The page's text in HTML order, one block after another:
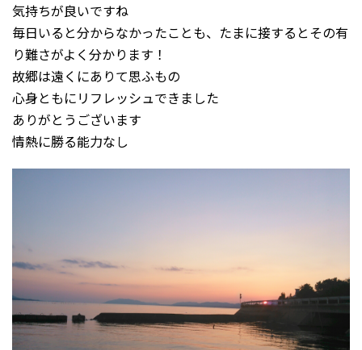
気持ちが良いですね
毎日いると分からなかったことも、たまに接するとその有
り難さがよく分かります！
故郷は遠くにありて思ふもの
心身ともにリフレッシュできました
ありがとうございます
情熱に勝る能力なし